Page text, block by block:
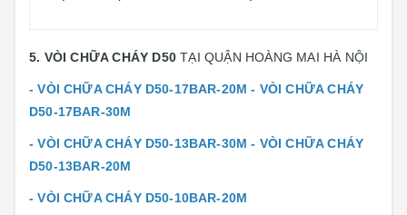
5. VÒI CHỮA CHÁY D50TẠI QUẬN HOÀNG MAI HÀ NỘI
- VÒI CHỮA CHÁY D50-17BAR-20M - VÒI CHỮA CHÁY
D50-17BAR-30M
- VÒI CHỮA CHÁY D50-13BAR-30M - VÒI CHỮA CHÁY
D50-13BAR-20M
- VÒI CHỮA CHÁY D50-10BAR-20M